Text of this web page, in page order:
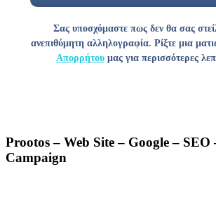
Σας υποσχόμαστε πως δεν θα σας
ανεπιθύμητη αλληλογραφία. Ρίξτε μια
Απορρήτουμας για περισσότερες
Prootos – Web Site – Google – SEO
Campaign